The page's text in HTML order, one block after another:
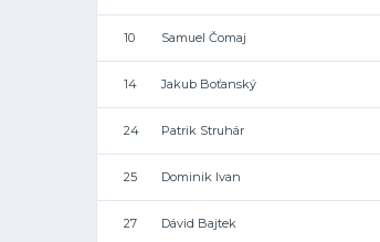
10 Samuel Čomaj
14 Jakub Boťanský
24 Patrik Struhár
25 Dominik Ivan
27 Dávid Bajtek